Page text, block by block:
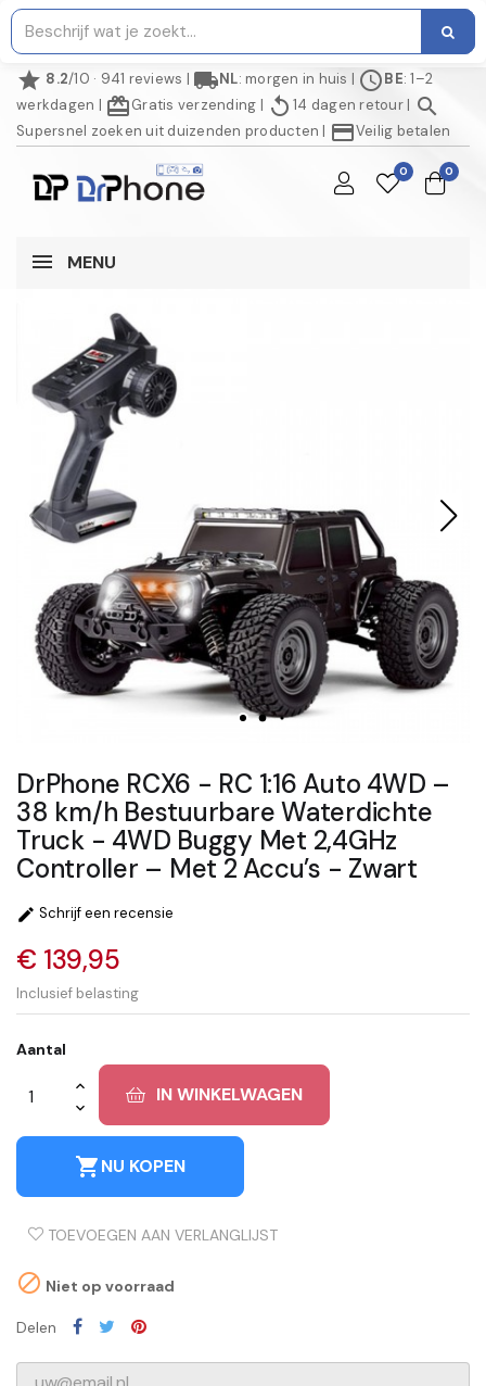
star 8.2/10 · 941 reviews | local_shippingNL: morgen in huis | scheduleBE: 1–2
werkdagen | redeemGratis verzending | replay 14 dagen retour| search
Supersnel zoeken uit duizenden producten | credit_cardVeilig betalen
0 0
MENU
NIET OP VOORRAAD
DrPhone RCX6 - RC 1:16 Auto 4WD –
38 km/h Bestuurbare Waterdichte
Truck - 4WD Buggy Met 2,4GHz
Controller – Met 2 Accu’s - Zwart
 Schrijf een recensie
€ 139,95
Inclusief belasting
Aantal
IN WINKELWAGEN
shopping_cartNU KOPEN
TOEVOEGEN AAN VERLANGLIJST
 Niet op voorraad
Delen